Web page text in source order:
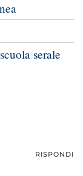
serale
RISPONDI